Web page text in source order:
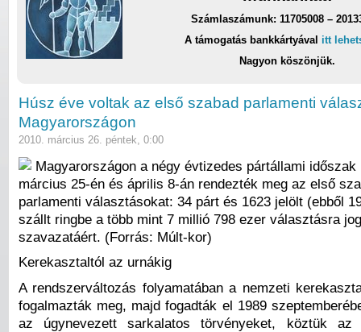
Számlaszámunk: 11705008 –
A támogatás bankkártyával itt
Nagyon köszönjük.
Húsz éve voltak az első szabad parlamenti
Magyarországon
2010. március 26. péntek, 0:00
Magyarországon a négy évtizedes pártállami időszak
március 25-én és április 8-án rendezték meg az első
parlamenti választásokat: 34 párt és 1623 jelölt (ebből
szállt ringbe a több mint 7 millió 798 ezer választásra
szavazatáért. (Forrás: Múlt-kor)
Kerekasztaltól az urnákig
A rendszerváltozás folyamatában a nemzeti
fogalmazták meg, majd fogadták el 1989
az úgynevezett sarkalatos törvényeket, köztük az